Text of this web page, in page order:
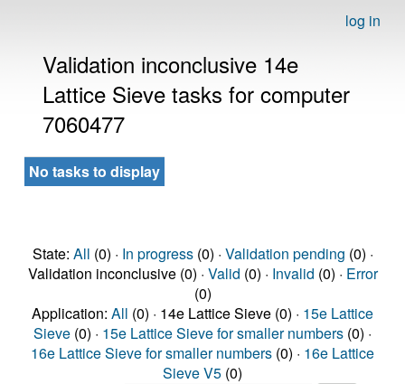
log in
Validation inconclusive 14e
Lattice Sieve tasks for computer
7060477
No tasks to display
State: All (0) · In progress(0) · Validation pending (0) ·
Validation inconclusive (0) · Valid (0) · Invalid (0) · Error
(0)
Application: All (0) · 14e Lattice Sieve (0) · 15e Lattice
Sieve (0) · 15e Lattice Sieve for smaller numbers (0) ·
16e Lattice Sieve for smaller numbers (0) · 16e Lattice
Sieve V5 (0)